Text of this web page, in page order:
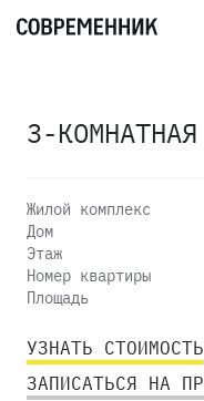
3-
Жилой комплекс
Дом
Этаж
Номер квартиры
Площадь
УЗНАТЬ СТОИМОСТЬ
ЗАПИСАТЬСЯ НА